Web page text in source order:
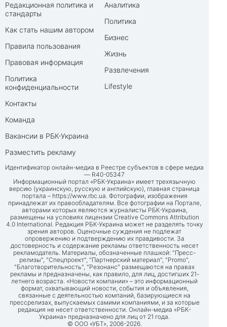
Редакционная политика и
стандарты
Как стать нашим автором
Правила пользования
Правовая информация
Политика
конфиденциальности
Контакты
Команда
Вакансии в РБК-Украина
Разместить рекламу
Аналитика
Политика
Бизнес
Жизнь
Развлечения
Lifestyle
Идентификатор онлайн-медиа в Реестре субъектов в сфере медиа
— R40-05347
Информационный портал «РБК-Украина» имеет трехязычную
версию (украинскую, русскую и английскую), главная страница
портала – https://www.rbc.ua. Фотографии, изображения
принадлежат их правообладателям. Все фотографии на Портале,
авторами которых являются журналисты РБК-Украина,
размещены на условиях лицензии Creative Commons Attribution
4.0 International. Редакция РБК-Украина может не разделять точку
зрения авторов. Оценочные суждения не подлежат
опровержению и подтверждению их правдивости. За
достоверность и содержание рекламы ответственность несет
рекламодатель. Материалы, обозначенные плашкой: "Пресс-
релизы", "Спецпроект", "Партнерский материал", "Promo",
"Благотворительность", "Резонанс" размещаются на правах
рекламы и предназначены, как правило, для лиц, достигших 21-
летнего возраста. «Новости компании» – это информационный
формат, охватывающий новости, события и объявления,
связанные с деятельностью компаний, базирующиеся на
прессрелизах, выпускаемых самими компаниями, и за которые
редакция не несет ответственности. Онлайн-медиа «РБК-
Украина» предназначено для лиц от 21 года.
© ООО «УБТ», 2006-2026.